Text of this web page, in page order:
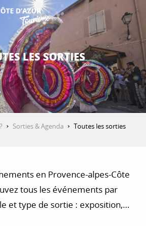
?
LES SORTIES
Sorties & Agenda Toutes les sorties
en Provence-alpes-Côte
tous les événements par
et type de sortie : exposition,